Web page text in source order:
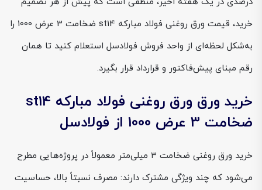
خرید، قیمت ورق روغنی فولاد مبارکه st14 ضخامت 3 عرض 1000 را
به‌شکل لحظه‌ای از واحد فروش فولادسل استعلام کنید تا همان
رقم مبنای پیش‌فاکتور و قرارداد قرار بگیرد.
خرید ورق ورق روغنی فولاد مبارکه st14
ضخامت 3 عرض 1000 از فولادسل
خرید ورق روغنی ضخامت ۳ میلی‌متر معمولاً در پروژه‌هایی مطرح
می‌شود که چند ویژگی مشترک دارند: مصرف نسبتاً بالا، حساسیت